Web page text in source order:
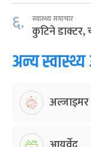
६. स्वास्थ्य समाचार
कुटिने डाक्टर,
अन्य
अल्जाइमर